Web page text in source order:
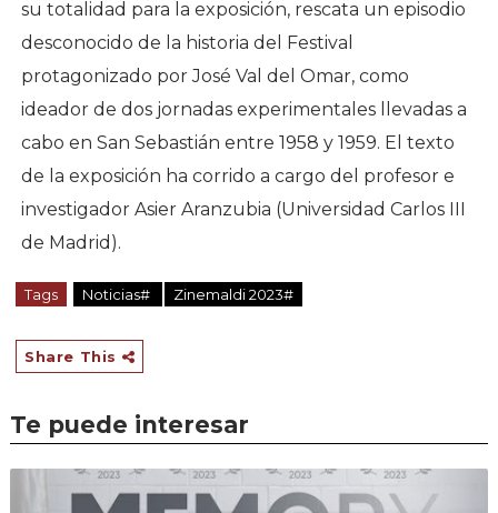
su totalidad para la exposición, rescata un episodio
desconocido de la historia del Festival
protagonizado por José Val del Omar, como
ideador de dos jornadas experimentales llevadas a
cabo en San Sebastián entre 1958 y 1959. El texto
de la exposición ha corrido a cargo del profesor e
investigador Asier Aranzubia (Universidad Carlos III
de Madrid).
Tags Noticias# Zinemaldi 2023#
Share This
Te puede interesar